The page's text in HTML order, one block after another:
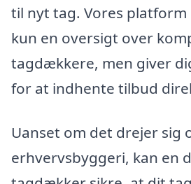
til nyt tag. Vores platform
kun en oversigt over
tagdækkere, men giver
for at indhente tilbud
Uanset om det drejer sig
erhvervsbyggeri, kan en